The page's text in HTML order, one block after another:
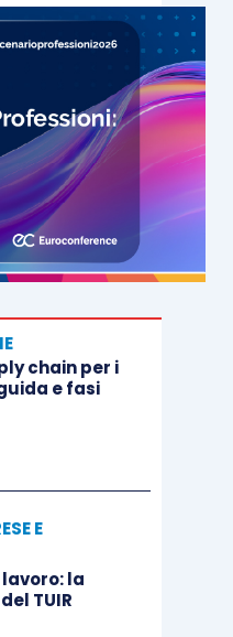
chain per i
e fasi
E
la
TUIR